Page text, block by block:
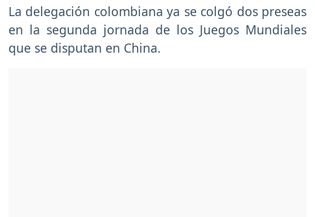
La delegación colombiana ya se colgó dos preseas
en la segunda jornada de los Juegos Mundiales
que se disputan en China.